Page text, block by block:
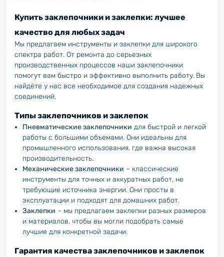
Купить заклепочники и заклепки: лучшее
качество для любых задач
Мы предлагаем инструменты и заклепки для широкого
спектра работ. От ремонта до серьезных
производственных процессов наши заклепочники
помогут вам быстро и эффективно выполнить работу. Вы
найдёте у нас все необходимое для создания надежных
соединений.
Типы заклепочников и заклепок
Пневматические заклепочники для быстрой и легкой
работы с большими объемами. Они идеальны для
промышленного использования, где важна высокая
производительность.
Механические заклепочники – классические
инструменты для точных и аккуратных работ, не
требующие источника энергии. Они просты в
эксплуатации и подходят для домашних работ.
Заклепки – мы предлагаем заклепки разных размеров
и материалов, чтобы вы могли подобрать самые
лучшие для конкретной задачи.
Гарантия качества заклепочников и заклепок